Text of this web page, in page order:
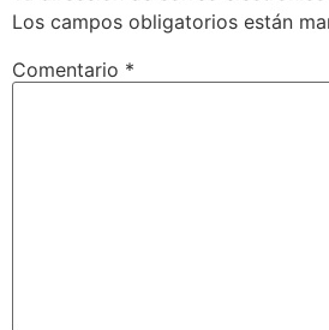
Los campos obligatorios están
Comentario *